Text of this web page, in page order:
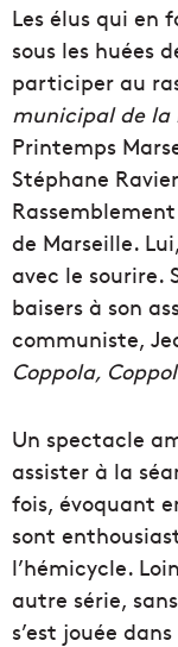
Les élus qui en
sous les huées
participer au
municipal de la
Printemps
Stéphane
de Marseille.
avec le sourire.
baisers à son
communiste,
Coppola,
Un spectacle
assister à la
fois, évoquant
sont
l’hémicycle.
autre série,
s’est jouée